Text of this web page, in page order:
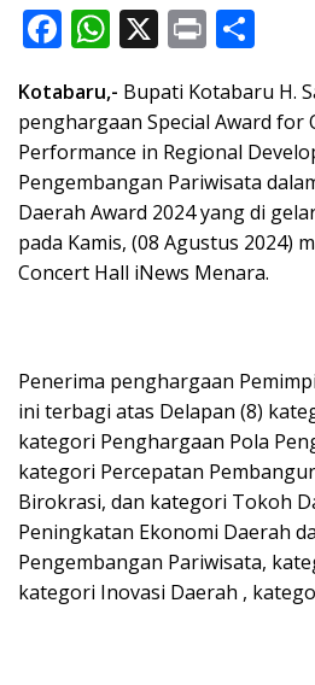
F
e
b
o
o
k
W
at
s
A
p
p
X Pr
t ar
e
Kotabaru,- Bupati Kotabaru H.
penghargaan Special Award for
Performance in Regional
Pengembangan Pariwisata
Daerah Award 2024 yang di
pada Kamis, (08 Agustus 2024)
Concert Hall iNews Menara.
Penerima penghargaan
ini terbagi atas Delapan (8)
kategori Penghargaan Pola
kategori Percepatan
Birokrasi, dan kategori Tokoh
Peningkatan Ekonomi Daerah
Pengembangan Pariwisata,
kategori Inovasi Daerah ,